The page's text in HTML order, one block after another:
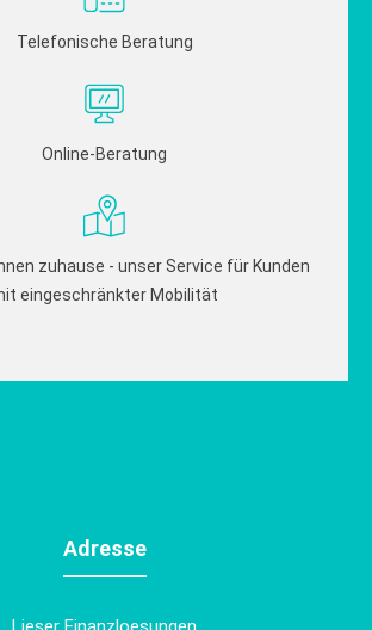
Telefonische Beratung
Online-Beratung
zuhause - unser Service für Kunden
eingeschränkter Mobilität
Adresse